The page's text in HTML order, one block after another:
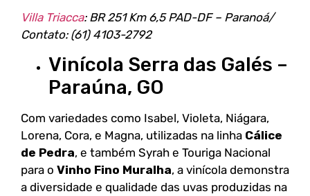
Villa Triacca: BR 251 Km 6,5 PAD-DF – Paranoá/
Contato: (61) 4103-2792
Vinícola Serra das Galés –
Paraúna, GO
Com variedades como Isabel, Violeta, Niágara,
Lorena, Cora, e Magna, utilizadas na linha Cálice
de Pedra, e também Syrah e Touriga Nacional
para o Vinho Fino Muralha, a vinícola demonstra
a diversidade e qualidade das uvas produzidas na